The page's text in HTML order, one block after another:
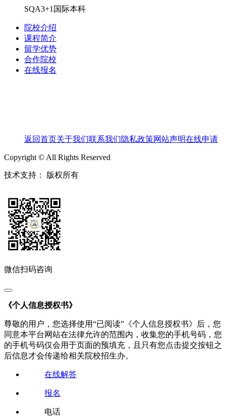
SQA3+1国际本科
院校介绍
课程简介
留学优势
合作院校
在线报名
返回首页关于我们联系我们隐私政策网站声明在线申请
Copyright © All Rights Reserved
技术支持： 版权所有
微信扫码咨询
《个人信息授权书》
尊敬的用户，您选择使用“已阅读”《个人信息授权书》后，您
同意本平台网站在法律允许的范围内，收集您的手机号码，您
的手机号码仅会用于页面的预填充，且只有您点击提交按钮之
后信息才会传递给相关院校招生办。
在线解答
报名
电话